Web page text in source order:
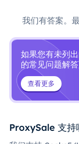
我们有答案。
如果您有未列
的常见问题解答
查看更多
ProxySale 支持